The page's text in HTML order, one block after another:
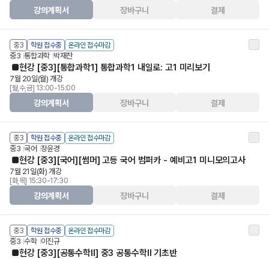
강의계획서 장바구니 결제
중3 학원 접수중 온라인 접수마감
중3 통합과학 박재찬
■현강 [중3][통합과학1] 통합과학1 내일로: 고1 미리보기
7월 20일(월) 개강
[월,수,금] 13:00-15:00
강의계획서 장바구니 결제
중3 학원 접수중 온라인 접수마감
중3 국어 장윤경
■현강 [중3][국어][썸머] 고등 국어 범퍼카 - 예비고1 미니모의고사
7월 21일(화) 개강
[화,목] 15:30-17:30
강의계획서 장바구니 결제
중3 학원 접수중 온라인 접수마감
중3 수학 이진규
■현강 [중3][공통수학Ⅱ] 중3 공통수학Ⅱ 기초반